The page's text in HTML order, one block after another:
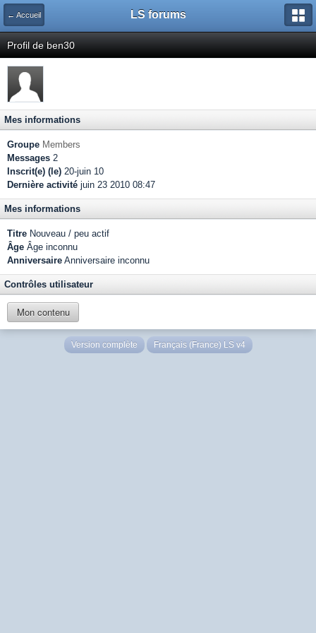
← Accueil LS forums
Profil de ben30
Mes informations
Groupe Members
Messages 2
Inscrit(e) (le) 20-juin 10
Dernière activité juin 23 2010 08:47
Mes informations
Titre Nouveau / peu actif
Âge Âge inconnu
Anniversaire Anniversaire inconnu
Contrôles utilisateur
Mon contenu
Version complète Français (France) LS v4